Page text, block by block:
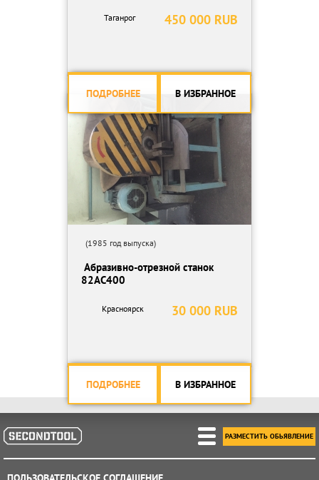
450 000 RUB
Таганрог
ПОДРОБНЕЕ В ИЗБРАННОЕ
(1985 год выпуска)
​ Абразивно-отрезной станок
82АС400
30 000 RUB
Красноярск
ПОДРОБНЕЕ В ИЗБРАННОЕ
РАЗМЕСТИТЬ ОБЬЯВЛЕНИЕ